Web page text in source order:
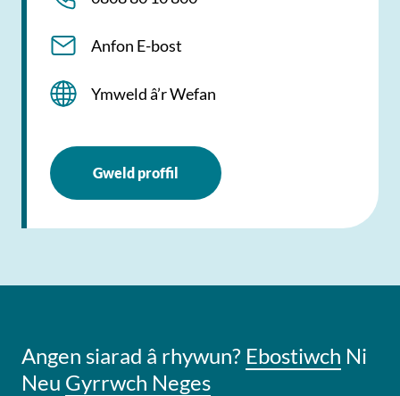
Anfon E-bost
Ymweld â’r Wefan
Gweld proffil
Angen siarad â rhywun? Ebostiwch Ni
Neu Gyrrwch Neges